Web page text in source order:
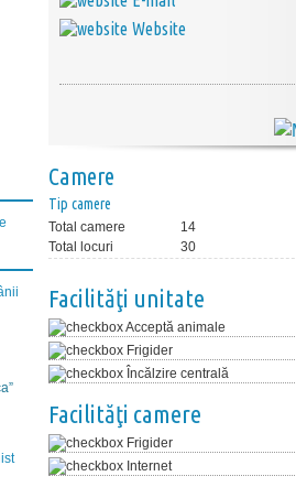
Website
Camere
Tip camere
Total camere
14
Total locuri
30
Facilităţi unitate
Acceptă animale
Frigider
Încălzire centrală
Facilităţi camere
Frigider
Internet